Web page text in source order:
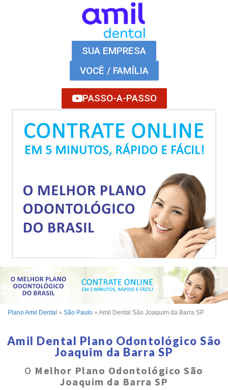
SUA EMPRESA
VOCÊ / FAMÍLIA
PASSO-A-PASSO
Plano Amil Dental » São Paulo » Amil Dental São Joaquim da Barra SP
Amil Dental Plano Odontológico São
Joaquim da Barra SP
O Melhor Plano Odontológico São
Joaquim da Barra SP